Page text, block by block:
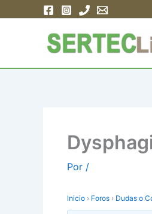
Por /
Inicio › Foros › Dudas o